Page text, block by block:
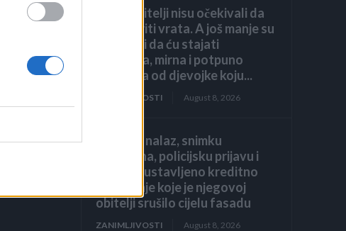
Moji roditelji nisu očekivali da
ću otvoriti vrata. A još manje su
očekivali da ću stajati
uspravna, mirna i potpuno
drugačija od djevojke koju...
ZANIMLJIVOSTI August 8, 2026
liječnički nalaz, snimku
restorana, policijsku prijavu i
jedno zaustavljeno kreditno
odobrenje koje je njegovoj
obitelji srušilo cijelu fasadu
ZANIMLJIVOSTI August 8, 2026